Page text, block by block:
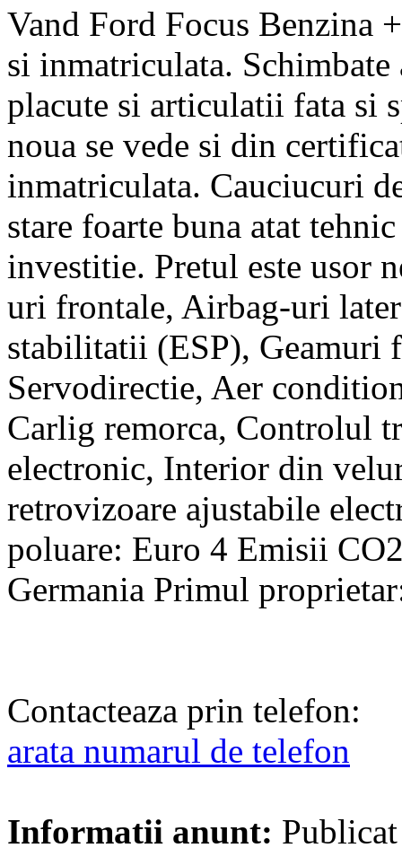
Vand Ford Focus Benzina
si inmatriculata.
placute si articulatii fata si
noua se vede si din
inmatriculata. Cauciucuri
stare foarte buna atat
investitie. Pretul este usor
uri frontale, Airbag-uri
stabilitatii (ESP), Geamuri
Servodirectie, Aer
Carlig remorca, Controlul
electronic, Interior din
retrovizoare ajustabile
poluare: Euro 4 Emisii
Germania Primul
Contacteaza prin telefon:
arata numarul de telefon
Informatii anunt: